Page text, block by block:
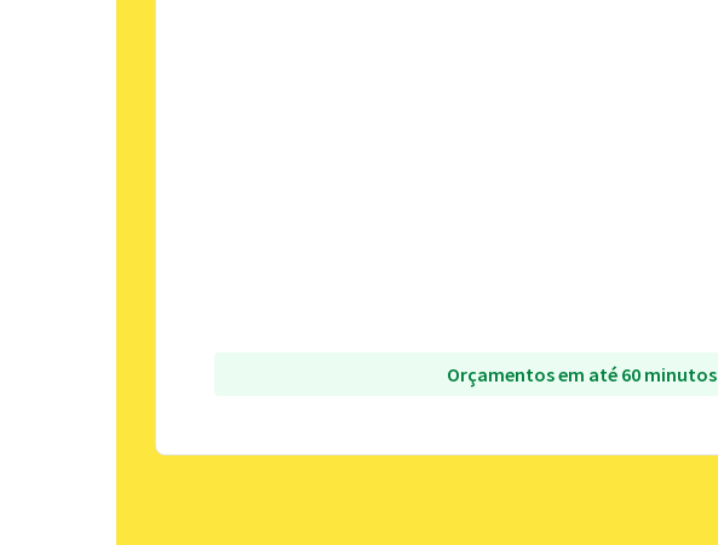
Orçamentos em até 60 minutos